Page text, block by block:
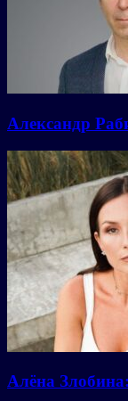
Александр
Алёна